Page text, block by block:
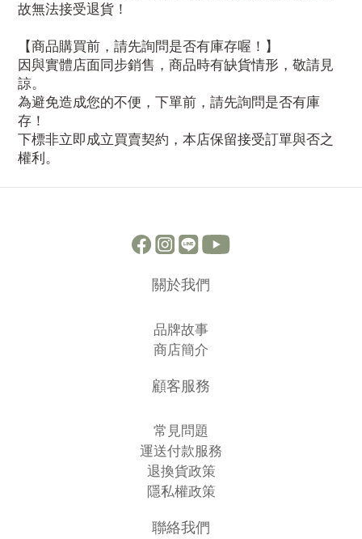
故無法接受退貨！
【商品購買前，請先詢問是否有庫存喔！】
因與實體店面同步銷售，商品時有缺貨情形，敬請見
諒。
為避免造成您的不便，下單前，請先詢問是否有庫
存！
下標非立即成立買賣契約，本店保留接受訂單與否之
權利。
關於我們
品牌故事
商店簡介
顧客服務
常見問題
運送付款服務
退換貨政策
隱私權政策
聯絡我們